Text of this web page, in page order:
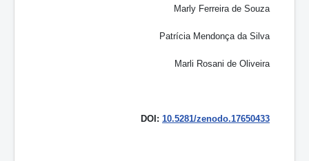
Marly Ferreira de Souza
Patrícia Mendonça da Silva
Marli Rosani de Oliveira
DOI: 10.5281/zenodo.17650433